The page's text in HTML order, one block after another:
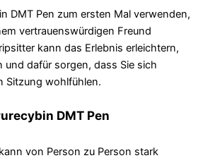
DMT Pen zum ersten Mal verwenden,
vertrauenswürdigen Freund
kann das Erlebnis erleichtern,
und dafür sorgen, dass Sie sich
Sitzung wohlfühlen.
DMT Pen
von Person zu Person stark